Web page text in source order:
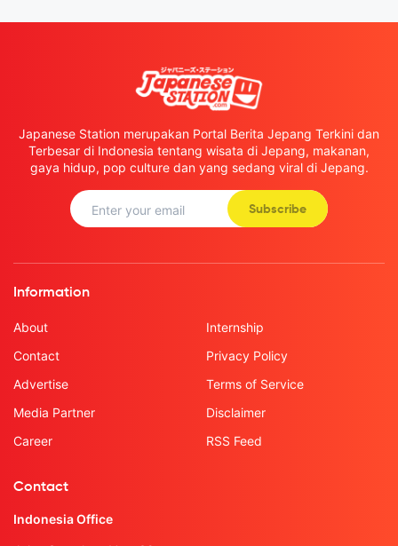
Japanese Station merupakan Portal Berita Jepang Terkini dan
Terbesar di Indonesia tentang wisata di Jepang, makanan,
gaya hidup, pop culture dan yang sedang viral di Jepang.
Subscribe
Information
About
Contact
Advertise
Media Partner
Career
Internship
Privacy Policy
Terms of Service
Disclaimer
RSS Feed
Contact
Indonesia Office